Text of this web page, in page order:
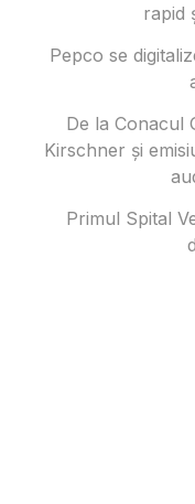
rapid
Pepco se
De la Conacul
Kirschner și
Primul Spital